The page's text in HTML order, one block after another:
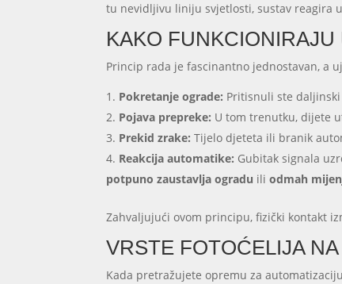
tu nevidljivu liniju svjetlosti, sustav reagira
KAKO FUNKCIONIRAJU
Princip rada je fascinantno jednostavan, a
Pokretanje ograde: Pritisnuli ste
Pojava prepreke: U tom trenutku, dijete
Prekid zrake: Tijelo djeteta ili branik
Reakcija automatike: Gubitak signala
potpuno zaustavlja ogradu iliodmah
Zahvaljujući ovom principu, fizički kontakt
VRSTE FOTOĆELIJA
Kada pretražujete opremu za